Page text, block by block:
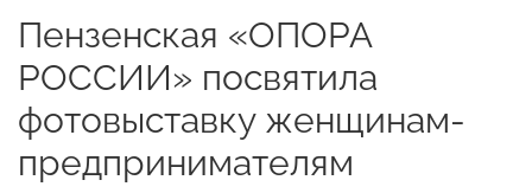
Пензенская «ОПОРА
РОССИИ» посвятила
фотовыставку женщинам-
предпринимателям